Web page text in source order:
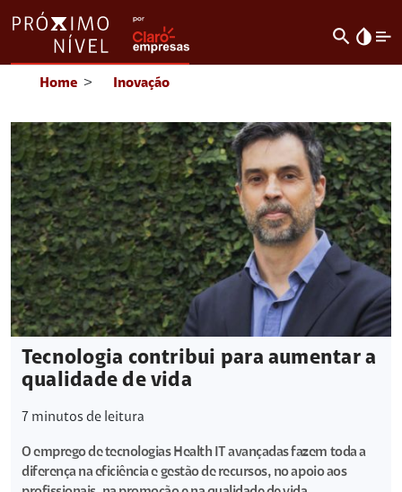
search invert_colors
Home > Inovação
Tecnologia contribui para aumentar a
qualidade de vida
7 minutos de leitura
O emprego de tecnologias Health IT avançadas fazem toda a
diferença na eficiência e gestão de recursos, no apoio aos